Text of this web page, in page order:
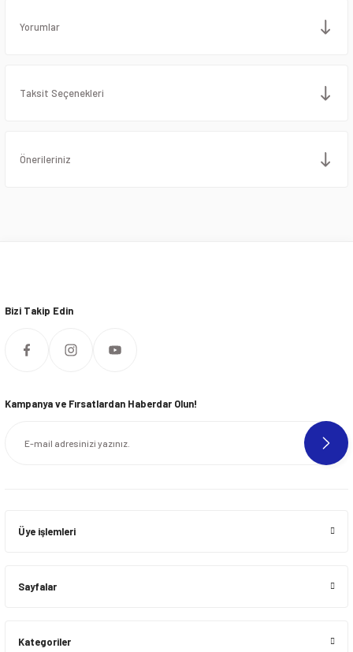
Yorumlar
Taksit Seçenekleri
Önerileriniz
Bizi Takip Edin
Kampanya ve Fırsatlardan Haberdar Olun!
Üye işlemleri
Sayfalar
Kategoriler